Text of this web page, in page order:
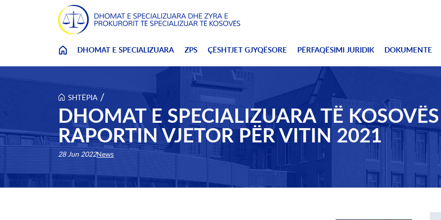
Skip to main content
DHOMAT E SPECIALIZUARA ZPS ÇËSHTJET GJYQËSORE PËRFAQËSIMI JURIDIK DOKUMENTE
SHTËPIA /
DHOMAT E SPECIALIZUARA TË
RAPORTIN VJETOR PËR VITIN 2021
28 Jun 2022News